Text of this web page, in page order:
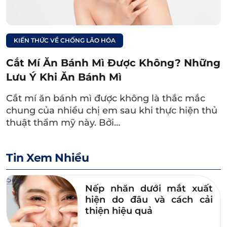
Hàm lượng Protein cao trong thịt bò
dễ làm cho mí mắt sưng đỏ, gia tăng nguy
cơ bị sẹo xấu vĩnh viễn.
Thịt gia cầm (như thịt vịt, thịt gà):Những ai
có cơ địa dễ bị sẹo, có vết thương hở không
nên ăn thịt gia cầm bởi có thể khiến nếp mí
mưng mủ, ngứa ngáy và lâu lành thương.
khiến mí bị kích ứng, khó lành.
Ngoài các thực phẩm như trên, bạn cũng cần
kiêng thêm một vài món khác như đồ muối
chua, chất kích thích, đồ có cồn…
KIẾN THỨC VỀ CHỐNG LÃO HÓA
Cắt Mí Ăn Bánh Mì Được Không? Những
Lưu Ý Khi Ăn Bánh Mì
Cắt mí ăn bánh mì được không là thắc mắc
chung của nhiều chị em sau khi thực hiện thủ
thuật thẩm mỹ này. Bởi…
Tin Xem Nhiều
Nếp nhăn dưới mắt xuất
hiện do đâu và cách cải
thiện hiệu quả